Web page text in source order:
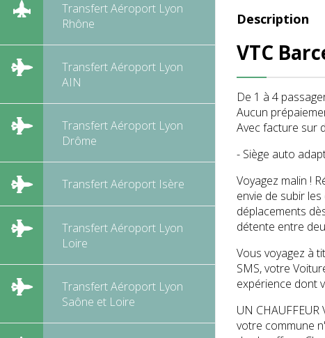
Transfert Aéroport Lyon
Rhône
Transfert Aéroport Lyon
AIN
Transfert Aéroport Lyon
Drôme
Transfert Aéroport Isère
Transfert Aéroport Lyon
Loire
Transfert Aéroport Lyon
Saône et Loire
Description
VTC
De 1 à 4
Aucun
Avec facture sur
- Siège auto
Voyagez malin !
envie de subir
déplacements
détente entre
Vous voyagez à
SMS, votre
expérience dont
UN
votre commune